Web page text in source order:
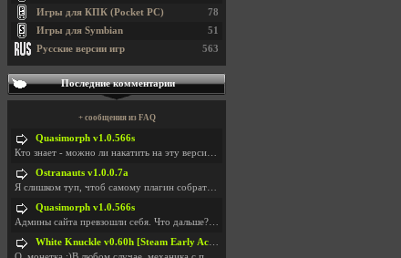
78
Игры для КПК (Pocket PC)
51
Игры для Symbian
563
Русские версии игр
Последние комментарии
+ сообщения из FAQ
Quasimorph v1.0.566s
Кто знает - можно ли накатить на эту версию моды?
Ostranauts v1.0.0.7a
Я слишком туп, чтоб самому плагин собрать. И что-т
Quasimorph v1.0.566s
Админы сайта превзошли себя. Что дальше? Засунь се
White Knuckle v0.60h [Steam Early Access]